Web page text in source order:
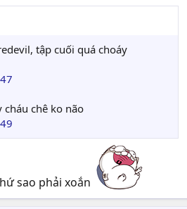
tập cuối quá choáy
chê ko não
sao phải xoắn